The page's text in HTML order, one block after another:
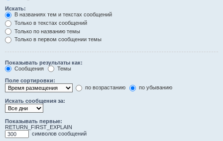
Искать:
В названиях тем и текстах сообщений
Только в текстах сообщений
Только по названию темы
Только в первом сообщении темы
Показывать результаты как:
Сообщения
Темы
Поле сортировки:
по возрастанию
по убыванию
Искать сообщения за:
Показывать первые:
RETURN_FIRST_EXPLAIN
символов сообщений